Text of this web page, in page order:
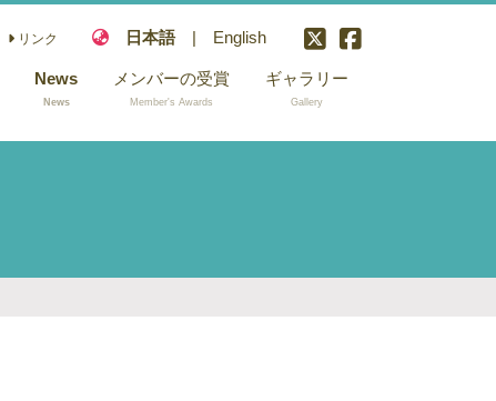
リンク 日本語 | English
News
News
メンバーの受賞
Member's Awards
ギャラリー
Gallery